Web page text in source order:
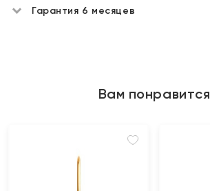
Гарантия 6 месяцев
Вам понравится